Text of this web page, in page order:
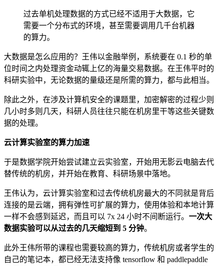
过去单机处理数据的方式已经不适用于大数据，它
需要一个分布式的环境，甚至需要调用几千台机器
的算力。
大数据是怎么应用的？王伟以金融举例，系统要在 0.1 秒的单
位时间之内处理资金动辄上亿的海量交易数据。在王伟平时的
科研实验中，无论数据的量级还是所需的算力，都与此相当。
除此之外，在涉及计算机安全的课题里，加密解密的过程少则
几小时多则几天，科研人员往往只能在机房里干等这些关键数
据的处理。
云计算实验室的算力加速
于是数据学院开始尝试建立云实验室，开始用无影云电脑去代
替传统的机房，并开始在教育、科研场景中落地。
王伟认为，云计算实验室和过去传统机房最大的不同就是背后
连接的是云端，拥有弹性可扩展的算力，使用体验和本地计算
一样不会感到延迟，而且可以 7x 24 小时不间断运行。 一次大
数据实验可以从过去的几天缩短到 5 分钟。
此外王伟所带的课程也需要较高的算力，传统机房或者学生的
自己的笔记本，都已经无法支持像 tensorflow 和 paddlepaddle